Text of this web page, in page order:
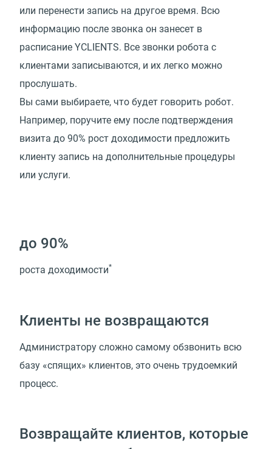
или перенести запись на другое время. Всю
информацию после звонка он занесет в
расписание YCLIENTS. Все звонки робота с
клиентами записываются, и их легко можно
прослушать.
Вы сами выбираете, что будет говорить робот.
Например, поручите ему после подтверждения
визита до 90% рост доходимости предложить
клиенту запись на дополнительные процедуры
или услуги.
до 90%
роста доходимости*
Клиенты не возвращаются
Администратору сложно самому обзвонить всю
базу «спящих» клиентов, это очень трудоемкий
процесс.
Возвращайте клиентов, которые